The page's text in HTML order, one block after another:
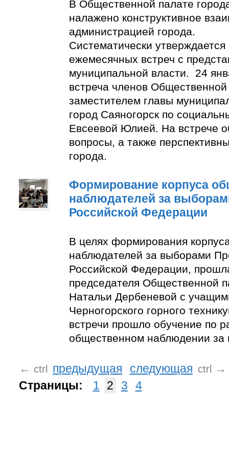
В Общественной палате
налажено конструктивное
администрацией города.
Систематически утверждается
ежемесячных встреч с
муниципальной власти. 24
встреча членов
заместителем главы
город Саяногорск по
Евсеевой Юлией. На встрече
вопросы, а также
города.
Формирование корпуса
наблюдателей за
Российской Федерации
В целях формирования
наблюдателей за выборами
Российской Федерации,
председателя Общественной
Натальи Дербеневой с
Черногорского горного
встречи прошло обучение по
общественном наблюдении за
← ctrl предыдущая следующая ctrl
→
Страницы:
1 2 3 4